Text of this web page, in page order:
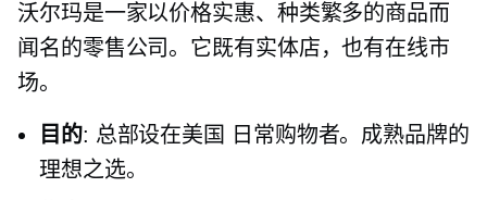
沃尔玛是一家以价格实惠、种类繁多的商品而
闻名的零售公司。它既有实体店，也有在线市
场。
目的: 总部设在美国
日常购物者。成熟品牌的
理想之选。